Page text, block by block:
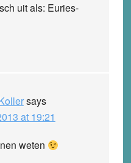
uit als: Euries-
says
at 19:21
weten